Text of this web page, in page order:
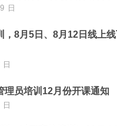
日
，8月5日、8月12日线上
理员培训12月份开课通知